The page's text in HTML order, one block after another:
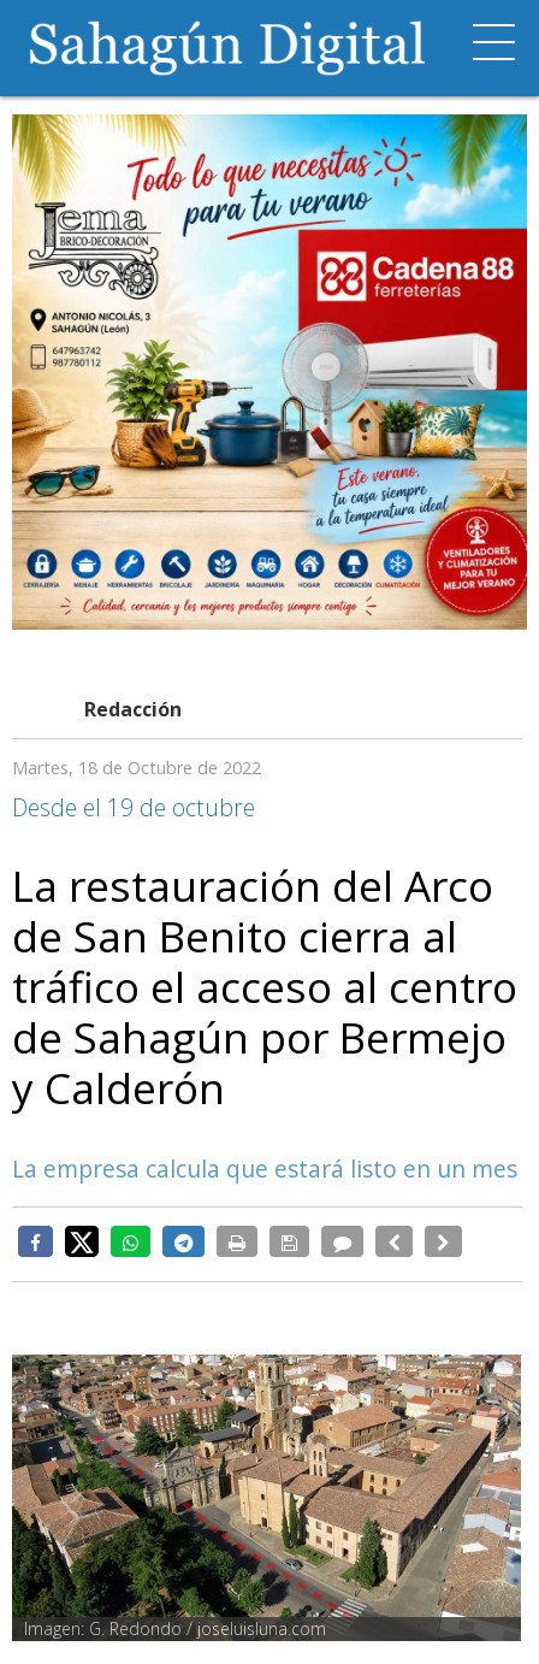
Redacción
Martes, 18 de Octubre de 2022
Desde el 19 de octubre
La restauración del Arco
de San Benito cierra al
tráfico el acceso al centro
de Sahagún por Bermejo
y Calderón
La empresa calcula que estará listo en un mes
Imagen: G. Redondo / joseluisluna.com